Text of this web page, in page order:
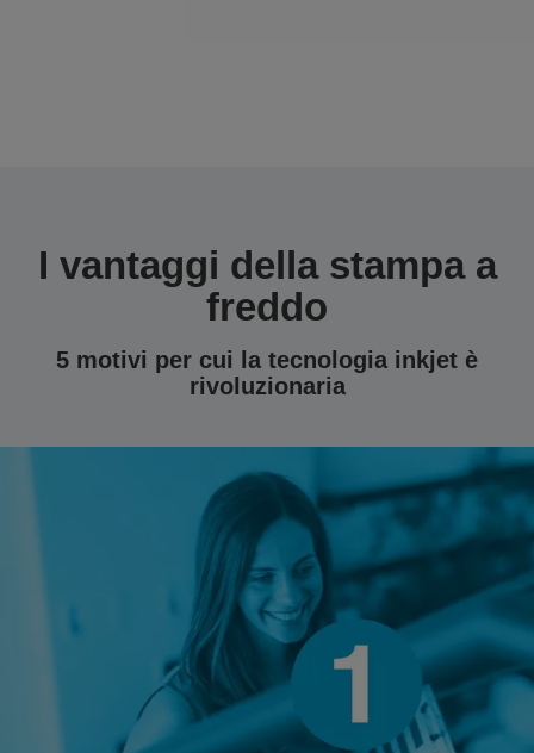
I vantaggi della stampa a
freddo
5 motivi per cui la tecnologia inkjet è
rivoluzionaria